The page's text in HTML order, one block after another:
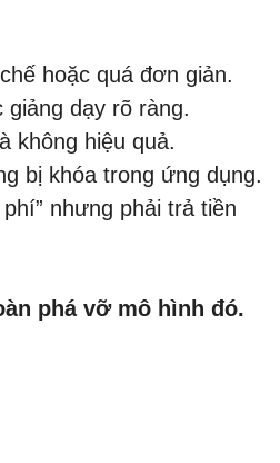
hoặc quá đơn giản.
giảng dạy rõ ràng.
không hiệu quả.
bị khóa trong ứng dụng.
phí” nhưng phải trả tiền
phá vỡ mô hình đó.